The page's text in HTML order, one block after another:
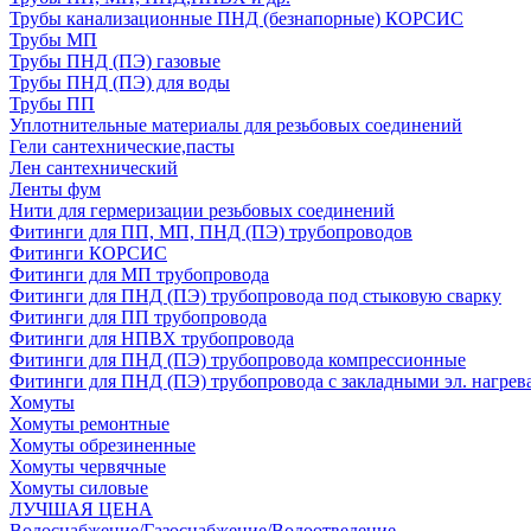
Трубы канализационные ПНД (безнапорные) КОРСИС
Трубы МП
Трубы ПНД (ПЭ) газовые
Трубы ПНД (ПЭ) для воды
Трубы ПП
Уплотнительные материалы для резьбовых соединений
Гели сантехнические,пасты
Лен сантехнический
Ленты фум
Нити для гермеризации резьбовых соединений
Фитинги для ПП, МП, ПНД (ПЭ) трубопроводов
Фитинги КОРСИС
Фитинги для МП трубопровода
Фитинги для ПНД (ПЭ) трубопровода под стыковую сварку
Фитинги для ПП трубопровода
Фитинги для НПВХ трубопровода
Фитинги для ПНД (ПЭ) трубопровода компрессионные
Фитинги для ПНД (ПЭ) трубопровода с закладными эл.
Хомуты
Хомуты ремонтные
Хомуты обрезиненные
Хомуты червячные
Хомуты силовые
ЛУЧШАЯ ЦЕНА